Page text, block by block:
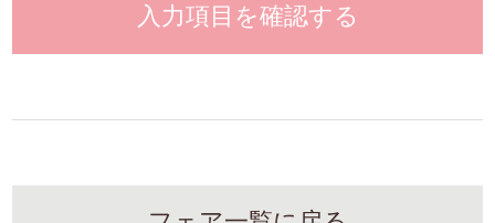
入力項目を確認する